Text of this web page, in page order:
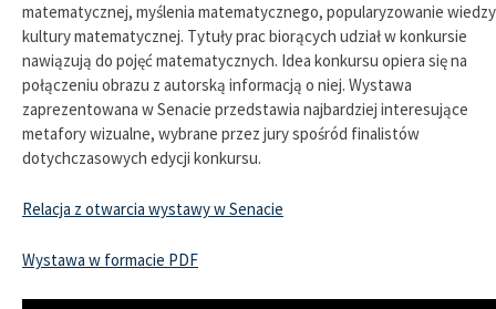
matematycznej, myślenia matematycznego, popularyzowanie
kultury matematycznej. Tytuły prac biorących udział w konkursie
nawiązują do pojęć matematycznych. Idea konkursu opiera się na
połączeniu obrazu z autorską informacją o niej. Wystawa
zaprezentowana w Senacie przedstawia najbardziej interesujące
metafory wizualne, wybrane przez jury spośród finalistów
dotychczasowych edycji konkursu.
Relacja z otwarcia wystawy w Senacie
Wystawa w formacie PDF